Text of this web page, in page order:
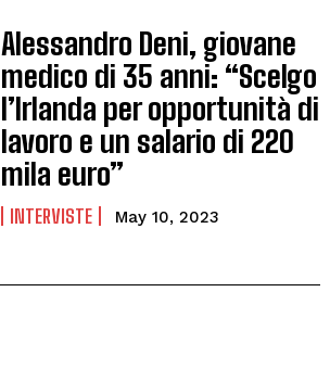
Alessandro Deni, giovane
medico di 35 anni: “Scelgo
l’Irlanda per opportunità di
lavoro e un salario di 220
mila euro”
INTERVISTE May 10, 2023